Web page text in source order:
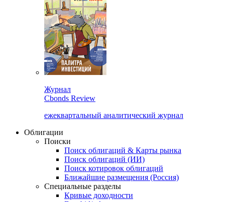
Журнал
Cbonds Review
ежеквартальный аналитический журнал
Облигации
Поиски
Поиск облигаций & Карты рынка
Поиск облигаций (ИИ)
Поиск котировок облигаций
Ближайшие размещения (Россия)
Специальные разделы
Кривые доходности